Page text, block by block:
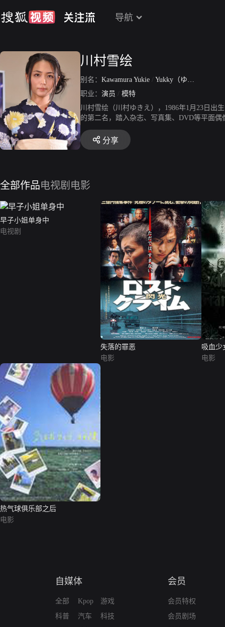
导航
川村雪绘
别名： Kawamura Yukie / Yukky（ゆっきー）
职业： 演员 / 模特
川村雪绘（川村ゆきえ），1986年1月23日出
的第二名，踏入杂志、写真集、DVD等平面
2006年复出后，先后出演园子温指导电影《
持人及动画电影《秘密结社鹰之爪3》主人公
“雪绘”取意“飘雪所绘”，意指雪国降生的女
分享
全部作品电视剧 电影
早子小姐单身中
电视剧
失落的罪恶
电影
吸血少
电影
热气球俱乐部之后
电影
自媒体
全部
科普
Kpop
汽车
游戏
科技
会员
会员特权
会员剧场